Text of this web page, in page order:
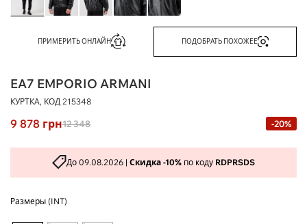
ПРИМЕРИТЬ ОНЛАЙН ПОДОБРАТЬ ПОХОЖЕЕ
EA7 EMPORIO ARMANI
КУРТКА, КОД 215348
9 878 грн12 348 -20%
До 09.08.2026 | Скидка -10% по коду RDPRSDS
Размеры (INT)